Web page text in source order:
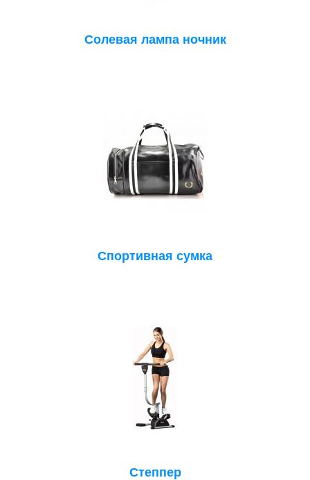
Солевая лампа ночник
Спортивная сумка
Степпер